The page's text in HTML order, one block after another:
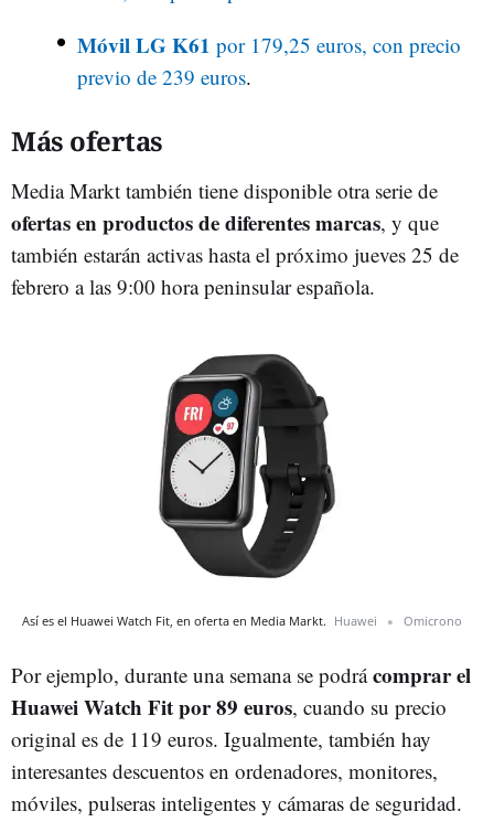
Móvil LG K61 por 179,25 euros, con precio
previo de 239 euros.
Más ofertas
Media Markt también tiene disponible otra serie de
ofertas en productos de diferentes marcas, y que
también estarán activas hasta el próximo jueves 25 de
febrero a las 9:00 hora peninsular española.
Así es el Huawei Watch Fit, en oferta en Media Markt. Huawei Omicrono
Por ejemplo, durante una semana se podrácomprar el
Huawei Watch Fit por 89 euros, cuando su precio
original es de 119 euros. Igualmente, también hay
interesantes descuentos en ordenadores, monitores,
móviles, pulseras inteligentes y cámaras de seguridad.